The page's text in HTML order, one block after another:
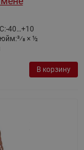
-40…+10
3⁄8 × ½
В корзину